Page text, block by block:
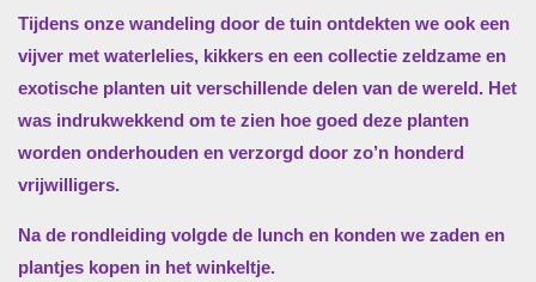
Tijdens onze wandeling door de tuin ontdekten we ook een
vijver met waterlelies, kikkers en een collectie zeldzame en
exotische planten uit verschillende delen van de wereld. Het
was indrukwekkend om te zien hoe goed deze planten
worden onderhouden en verzorgd door zo’n honderd
vrijwilligers.
Na de rondleiding volgde de lunch en konden we zaden en
plantjes kopen in het winkeltje.